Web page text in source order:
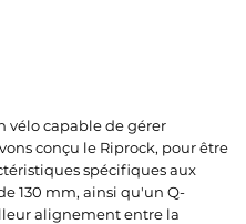
vélo capable de gérer
conçu le Riprock, pour être
spécifiques aux
130 mm, ainsi qu'un Q-
alignement entre la